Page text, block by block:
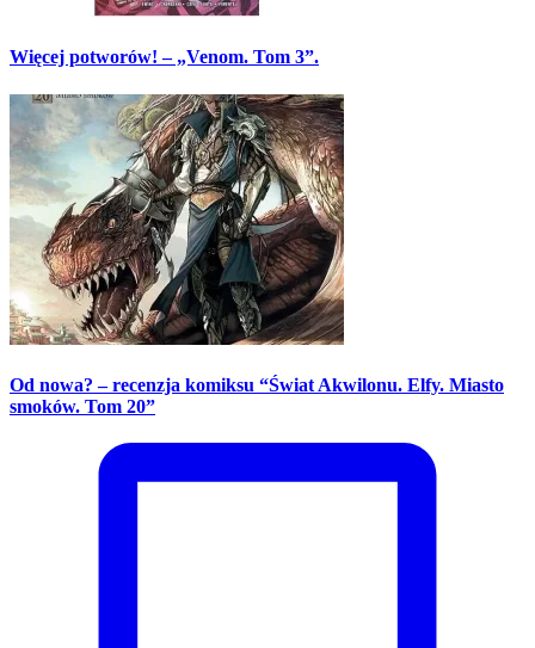
Więcej potworów! – „Venom. Tom 3”.
Od nowa? – recenzja komiksu “Świat Akwilonu. Elfy. Miasto
smoków. Tom 20”